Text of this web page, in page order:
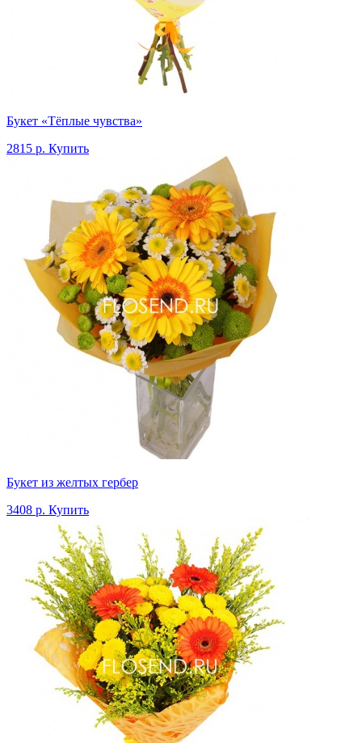
Букет «Тёплые чувства»
2815 р. Купить
Букет из желтых гербер
3408 р. Купить